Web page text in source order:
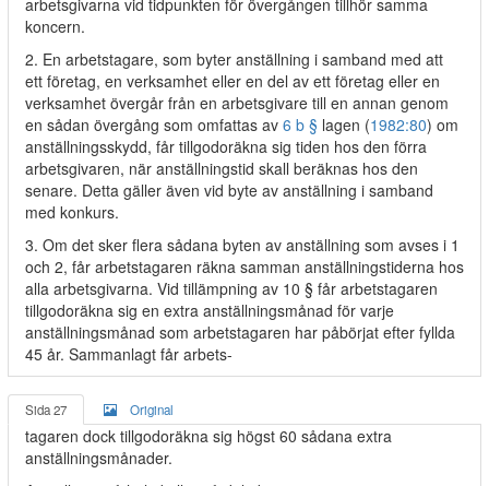
arbetsgivarna vid tidpunkten för övergången tillhör samma
koncern.
2. En arbetstagare, som byter anställning i samband med att
ett företag, en verksamhet eller en del av ett företag eller en
verksamhet övergår från en arbetsgivare till en annan genom
en sådan övergång som omfattas av 6 b § lagen (1982:80) om
anställningsskydd, får tillgodoräkna sig tiden hos den förra
arbetsgivaren, när anställningstid skall beräknas hos den
senare. Detta gäller även vid byte av anställning i samband
med konkurs.
3. Om det sker flera sådana byten av anställning som avses i 1
och 2, får arbetstagaren räkna samman anställningstiderna hos
alla arbetsgivarna. Vid tillämpning av 10 § får arbetstagaren
tillgodoräkna sig en extra anställningsmånad för varje
anställningsmånad som arbetstagaren har påbörjat efter fyllda
45 år. Sammanlagt får arbets-
Sida 27 Original
tagaren dock tillgodoräkna sig högst 60 sådana extra
anställningsmånader.